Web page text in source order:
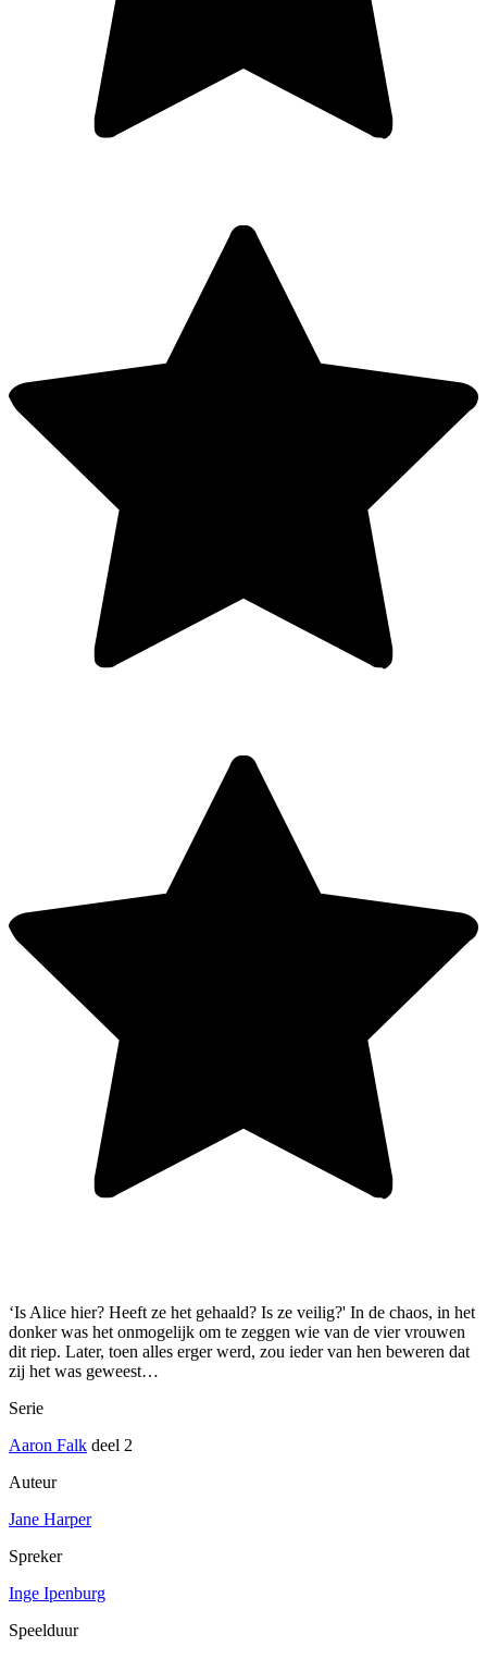
‘Is Alice hier? Heeft ze het gehaald? Is ze veilig?' In de chaos, in het
donker was het onmogelijk om te zeggen wie van de vier vrouwen
dit riep. Later, toen alles erger werd, zou ieder van hen beweren dat
zij het was geweest…
Serie
Aaron Falk deel 2
Auteur
Jane Harper
Spreker
Inge Ipenburg
Speelduur